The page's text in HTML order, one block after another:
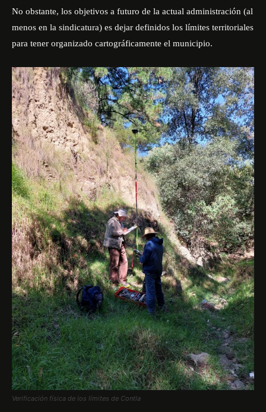
No obstante, los objetivos a futuro de la actual administración (al
menos en la sindicatura) es dejar definidos los límites territoriales
para tener organizado cartográficamente el municipio.
Verificación física de los límites de Contla